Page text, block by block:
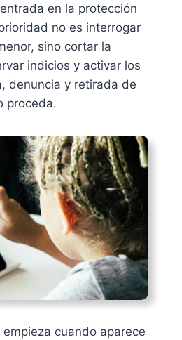
en la protección
no es interrogar
sino cortar la
indicios y activar los
denuncia y retirada de
proceda.
empieza cuando aparece